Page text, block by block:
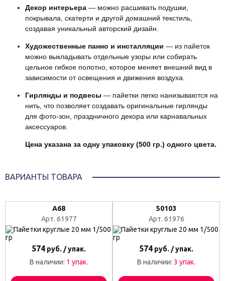
Декор интерьера — можно расшивать подушки,
покрывала, скатерти и другой домашний текстиль,
создавая уникальный авторский дизайн.
Художественные панно и инсталляции — из пайеток
можно выкладывать отдельные узоры или собирать
цельное гибкое полотно, которое меняет внешний вид в
зависимости от освещения и движения воздуха.
Гирлянды и подвесы — пайетки легко нанизываются на
нить, что позволяет создавать оригинальные гирлянды
для фото-зон, праздничного декора или карнавальных
аксессуаров.
Цена указана за одну упаковку (500 гр.) одного цвета.
ВАРИАНТЫ ТОВАРА
А68
Арт. 61977
574 руб. / упак.
В наличии: 1 упак.
50103
Арт. 61976
574 руб. / упак.
В наличии: 3 упак.